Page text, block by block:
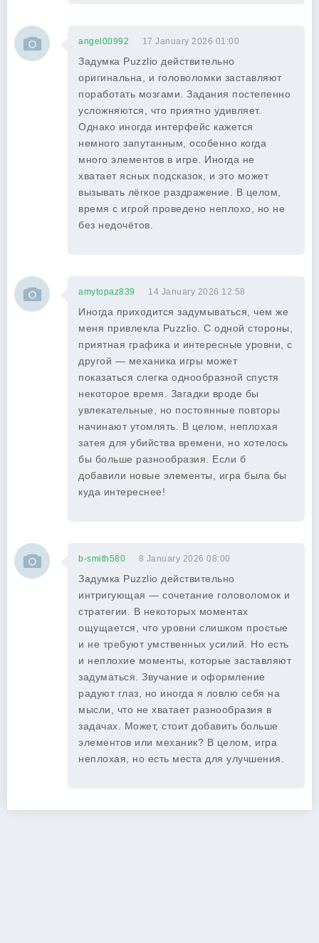
angel00992 17 January 2026 01:00
Задумка Puzzlio действительно
оригинальна, и головоломки заставляют
поработать мозгами. Задания постепенно
усложняются, что приятно удивляет.
Однако иногда интерфейс кажется
немного запутанным, особенно когда
много элементов в игре. Иногда не
хватает ясных подсказок, и это может
вызывать лёгкое раздражение. В целом,
время с игрой проведено неплохо, но не
без недочётов.
amytopaz839 14 January 2026 12:58
Иногда приходится задумываться, чем же
меня привлекла Puzzlio. С одной стороны,
приятная графика и интересные уровни, с
другой — механика игры может
показаться слегка однообразной спустя
некоторое время. Загадки вроде бы
увлекательные, но постоянные повторы
начинают утомлять. В целом, неплохая
затея для убийства времени, но хотелось
бы больше разнообразия. Если б
добавили новые элементы, игра была бы
куда интереснее!
b-smith580 8 January 2026 08:00
Задумка Puzzlio действительно
интригующая — сочетание головоломок и
стратегии. В некоторых моментах
ощущается, что уровни слишком простые
и не требуют умственных усилий. Но есть
и неплохие моменты, которые заставляют
задуматься. Звучание и оформление
радуют глаз, но иногда я ловлю себя на
мысли, что не хватает разнообразия в
задачах. Может, стоит добавить больше
элементов или механик? В целом, игра
неплохая, но есть места для улучшения.